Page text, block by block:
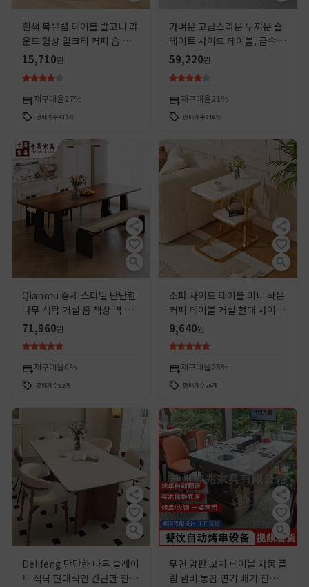
흰색 북유럽 테이블 발코니 라
운드 협상 밀크티 커피 숍 테이
블과 의자 조합 식탁 튤립 원형
테이블 식탁
15,710원
재구매율27%
판매개수413개
가벼운 고급스러운 두꺼운 슬
레이트 사이드 테이블, 금속
심플 소형 커피 테이블, 거실
소파 사이드 테이블, 코너 테
이블, 호텔 소형 테이블
59,220원
재구매율21%
판매개수216개
Qianmu 중세 스타일 단단한
나무 식탁 거실 홈 책상 벽 식
탁 애쉬 아일랜드 식탁과 의자
조합
71,960원
재구매율0%
판매개수92개
소파 사이드 테이블 미니 작은
커피 테이블 거실 현대 사이드
캐비닛 사이드 캐비닛 발코니
보관 작은 테이블 라이트 럭셔
리 스퀘어 코너 테이블
9,640원
재구매율25%
판매개수76개
Delifeng 단단한 나무 슬레이
트 식탁 현대적인 간단한 전체
무연 암판 꼬치 테이블 자동 플
립 냄비 통합 연기 배기 전기